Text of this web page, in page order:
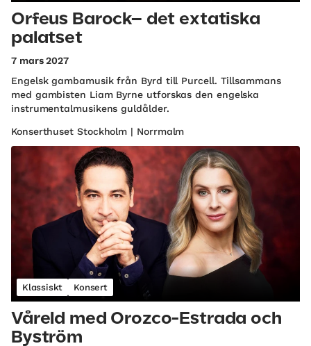
Orfeus Barock– det extatiska
palatset
7 mars 2027
Engelsk gambamusik från Byrd till Purcell. Tillsammans
med gambisten Liam Byrne utforskas den engelska
instrumentalmusikens guldålder.
Konserthuset Stockholm | Norrmalm
Klassiskt Konsert
Våreld med Orozco-Estrada och
Byström